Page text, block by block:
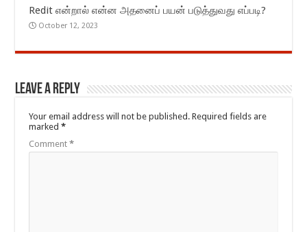
Redit என்றால் என்ன அதனைப் பயன் படுத்துவது எப்படி?
October 12, 2023
Leave a Reply
Your email address will not be published. Required fields are
marked*
Comment*